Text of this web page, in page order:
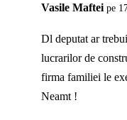
Vasile Maftei pe
Dl deputat ar
lucrarilor de
firma familiei le
Neamt !